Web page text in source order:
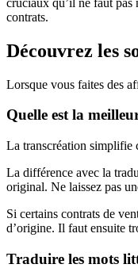
contrats.
Découvrez les
Lorsque vous faites des
Quelle est la
La transcréation simplifie
La différence avec la
original. Ne laissez pas
Si certains contrats de
d’origine. Il faut ensuite
Traduire les mots